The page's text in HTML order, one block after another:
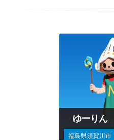
ゆーりん
福島県須賀川市